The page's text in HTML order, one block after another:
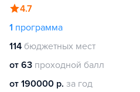
4.7
1 программа
114 бюджетных мест
от 63 проходной балл
от 190000 р. за год